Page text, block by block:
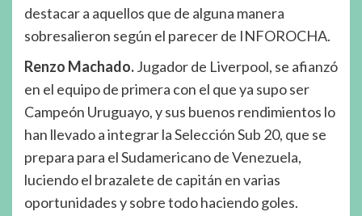
destacar a aquellos que de alguna manera
sobresalieron según el parecer de INFOROCHA.
Renzo Machado.Jugador de Liverpool, se afianzó
en el equipo de primera con el que ya supo ser
Campeón Uruguayo, y sus buenos rendimientos lo
han llevado a integrar la Selección Sub 20, que se
prepara para el Sudamericano de Venezuela,
luciendo el brazalete de capitán en varias
oportunidades y sobre todo haciendo goles.